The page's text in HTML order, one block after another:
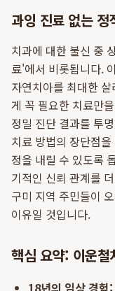
과잉 진료 없는
치과에 대한 불신 중
료'에서 비롯됩니다.
자연치아를 최대한
게 꼭 필요한 치료만
정밀 진단 결과를 투
치료 방법의 장단점
정을 내릴 수 있도록
기적인 신뢰 관계를
구미 지역 주민들이
이유일 것입니다.
핵심 요약: 이운철
18년의 임상 경험: